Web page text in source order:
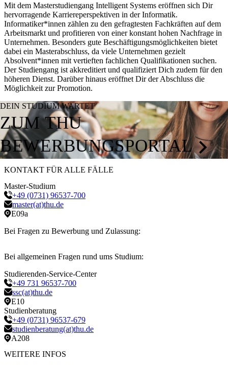
Mit dem Masterstudiengang Intelligent Systems eröffnen sich Dir
hervorragende Karriereperspektiven in der Informatik.
Informatiker*innen zählen zu den gefragtesten Fachkräften auf dem
Arbeitsmarkt und profitieren von einer konstant hohen Nachfrage in
Unternehmen. Besonders gute Beschäftigungsmöglichkeiten bietet
dabei ein Masterabschluss, da viele Unternehmen gezielt
Absolvent*innen mit vertieften fachlichen Qualifikationen suchen.
Der Studiengang ist akkreditiert und qualifiziert Dich zudem für den
höheren Dienst. Darüber hinaus eröffnet Dir der Abschluss die
Möglichkeit zur Promotion.
DEIN STUDIUM WARTET
ZUM THU
BEWERBUNGSPORTAL
KONTAKT FÜR ALLE FÄLLE
Master-Studium
+49 (0731) 96537-700
master(at)thu.de
E09a
Bei Fragen zu Bewerbung und Zulassung:
Bei allgemeinen Fragen rund ums Studium:
Studierenden-Service-Center
+49 731 96537-700
ssc(at)thu.de
E10
Studienberatung
+49 (0731) 96537-679
studienberatung(at)thu.de
A208
WEITERE INFOS